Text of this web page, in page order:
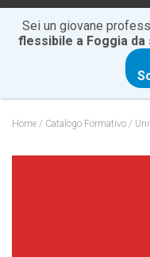
+39 0881 20 60 85
Home / Catalogo Formativo /
Sei un giovane
flessibile a Foggia da